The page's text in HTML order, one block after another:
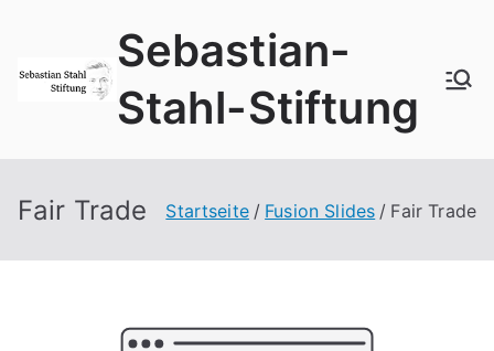
springen
Sebastian-
Stahl-Stiftung
Fair Trade Startseite Fusion Slides Fair Trade